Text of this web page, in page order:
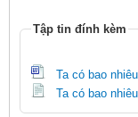
Tập tin đính kèm
Ta có bao
Ta có bao